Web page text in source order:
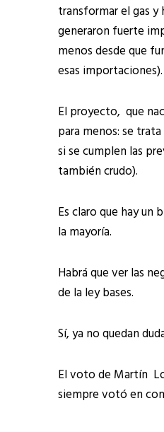
transformar el gas
generaron fuerte
menos desde que
esas importaciones).
El proyecto, que
para menos: se
si se cumplen las
también crudo).
Es claro que hay un
la mayoría.
Habrá que ver las
de la ley bases.
Sí, ya no quedan
El voto de Martín
siempre votó en